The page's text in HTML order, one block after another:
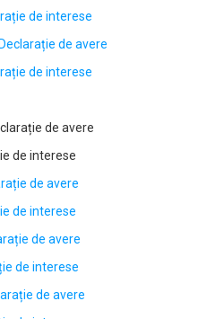
de interese
Declarație de avere
de interese
de avere
de avere
de interese
de avere
de interese
de avere